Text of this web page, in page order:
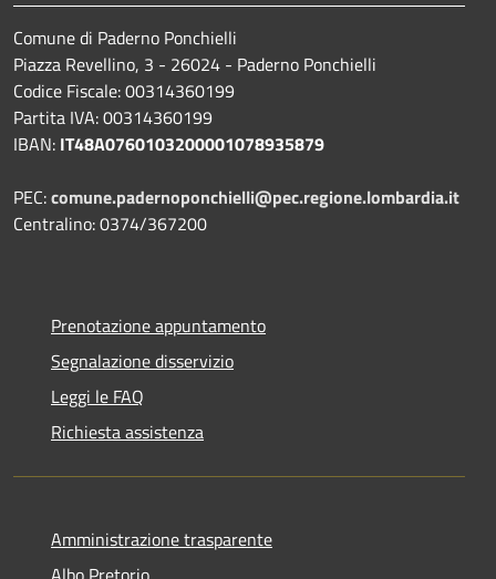
Comune di Paderno Ponchielli
Piazza Revellino, 3 - 26024 - Paderno Ponchielli
Codice Fiscale: 00314360199
Partita IVA: 00314360199
IBAN: IT48A0760103200001078935879
PEC:comune.padernoponchielli@pec.regione.lombardia.it
Centralino: 0374/367200
Prenotazione appuntamento
Segnalazione disservizio
Leggi le FAQ
Richiesta assistenza
Amministrazione trasparente